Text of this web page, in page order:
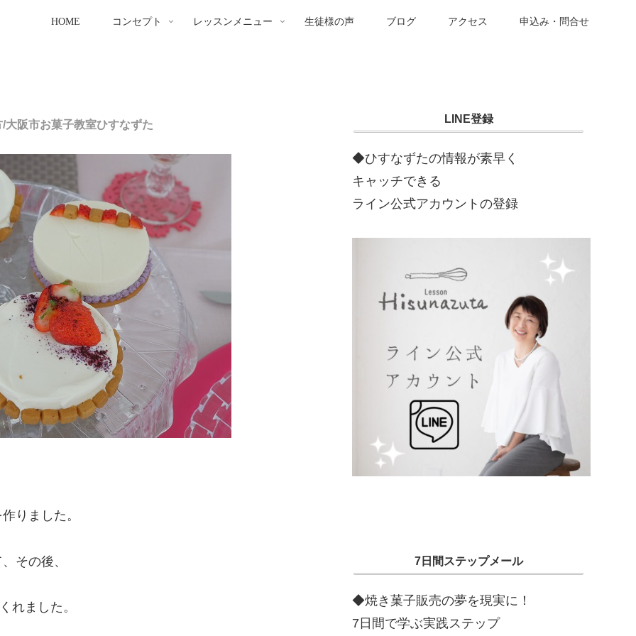
HOME コンセプト レッスンメニュー 生徒様の声 ブログ アクセス 申込み・問合せ
阪市お菓子教室ひすなずた
りました。
その後、
れました。
LINE登録
◆ひすなずたの情報が素早く
キャッチできる
ライン公式アカウントの登録
7日間ステップメール
◆焼き菓子販売の夢を現実に！
7日間で学ぶ実践ステップ